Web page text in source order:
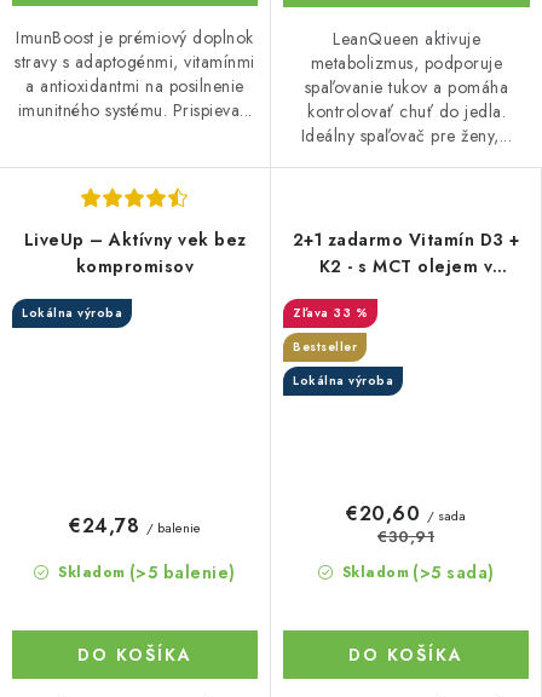
ImunBoost je prémiový doplnok
stravy s adaptogénmi, vitamínmi
a antioxidantmi na posilnenie
imunitného systému. Prispieva...
LeanQueen aktivuje
metabolizmus, podporuje
spaľovanie tukov a pomáha
kontrolovať chuť do jedla.
Ideálny spaľovač pre ženy,...
LiveUp – Aktívny vek bez
kompromisov
Lokálna výroba
Skladom (>5 balenie)
€24,78 / balenie
DO KOŠÍKA
2+1 zadarmo Vitamín D3 +
K2 - s MCT olejem v
33 %
Bestseller
Lokálna výroba
Skladom (>5 sada)
€20,60 / sada
€30,91
DO KOŠÍKA